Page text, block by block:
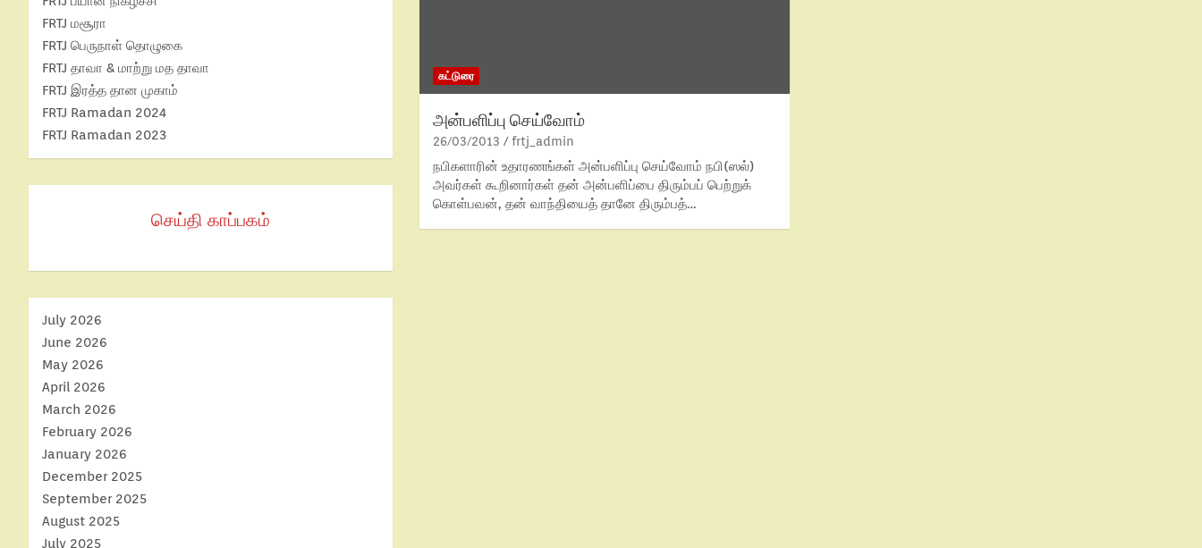
கட்டுரை
அன்பளிப்பு செய்வோம்
26/03/2013 frtj_admin
நபிகளாரின் உதாரணங்கள் அன்பளிப்பு செய்வோம் நபி(ஸல்)
அவர்கள் கூறினார்கள் தன் அன்பளிப்பை திரும்பப் பெற்றுக்
கொள்பவன், தன் வாந்தியைத் தானே திரும்பத்…
FRTJ மசூரா
FRTJ பெருநாள் தொழுகை
FRTJ தாவா & மாற்று மத தாவா
FRTJ இரத்த தான முகாம்
FRTJ Ramadan 2024
FRTJ Ramadan 2023
செய்தி காப்பகம்
July 2026
June 2026
May 2026
April 2026
March 2026
February 2026
January 2026
December 2025
September 2025
August 2025
July 2025